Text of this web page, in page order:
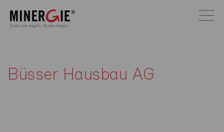
Büsser Hausbau AG